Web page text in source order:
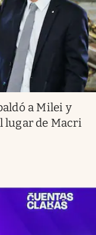
a Milei y
lugar de Macri